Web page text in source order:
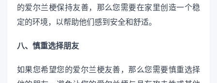
的爱尔兰梗保持友善，那么您需要在家里创造一个稳
定的环境，以帮助他们感到安全和舒适。
八、慎重选择朋友
如果您希望您的爱尔兰梗友善，那么您需要慎重选择